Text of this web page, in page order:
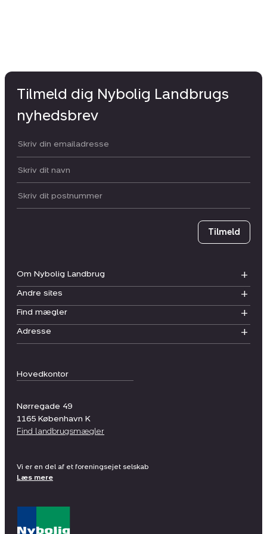
Hovedkontor
Nørregade 49
1165 København K
Find landbrugsmægler
Om Nybolig Landbrug
Andre sites
Find mægler
Adresse
Tilmeld dig Nybolig Landbrugs
nyhedsbrev
Din email:
Dit navn:
Postnummer
Tilmeld
Vi er en del af et foreningsejet selskab
Læs mere